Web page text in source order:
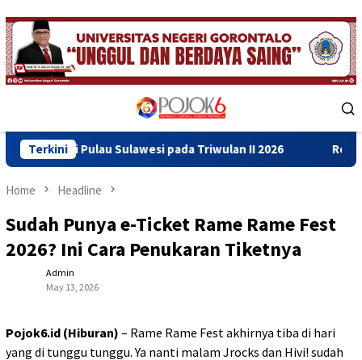
Skip
to
content
Menu
Terkini
Sulawesi pada Triwulan II 2026 Resmikan Gedung
Home Headline
Sudah Punya e-Ticket Rame Rame Fest
2026? Ini Cara Penukaran Tiketnya
Admin
May 13, 2026
Pojok6.id (Hiburan) – Rame Rame Fest akhirnya tiba di hari
yang di tunggu tunggu. Ya nanti malam Jrocks dan Hivi! sudah